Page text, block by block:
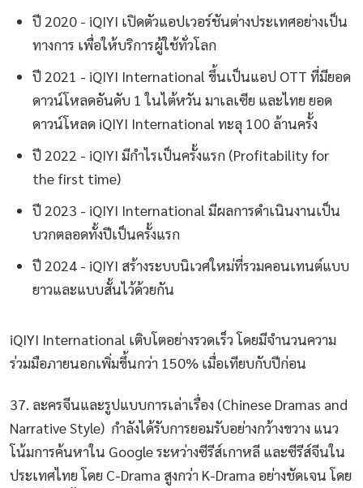
ปี 2020 - iQIYI เปิดตัวแอปเวอร์ชันต่างประเทศอย่างเป็น
ทางการ เพื่อให้บริการผู้ใช้ทั่วโลก
ปี 2021 - iQIYI International ขึ้นเป็นแอป OTT ที่มียอด
ดาวน์โหลดอันดับ 1 ในไต้หวัน มาเลเซีย และไทย ยอด
ดาวน์โหลด iQIYI International ทะลุ 100 ล้านครั้ง
ปี 2022 - iQIYI มีกำไรเป็นครั้งแรก (Profitability for
the first time)
ปี 2023 - iQIYI International มีผลการดำเนินงานเป็น
บวกตลอดทั้งปีเป็นครั้งแรก
ปี 2024 - iQIYI สร้างระบบนิเวศใหม่ที่รวมคอนเทนต์แบบ
ยาวและแบบสั้นไว้ด้วยกัน
iQIYI International เติบโตอย่างรวดเร็ว โดยมีจำนวนความ
ร่วมมือภายนอกเพิ่มขึ้นกว่า 150% เมื่อเทียบกับปีก่อน
37. ละครจีนและรูปแบบการเล่าเรื่อง (Chinese Dramas and
Narrative Style) กำลังได้รับการยอมรับอย่างกว้างขวาง แนว
โน้มการค้นหาใน Google ระหว่างซีรีส์เกาหลี และซีรีส์จีนใน
ประเทศไทย โดย C-Drama สูงกว่า K-Drama อย่างชัดเจน โดย